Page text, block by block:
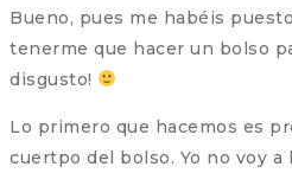
Bueno, pues me habéis
tenerme que hacer un bolso
disgusto!
Lo primero que hacemos es
cuertpo del bolso. Yo no voy